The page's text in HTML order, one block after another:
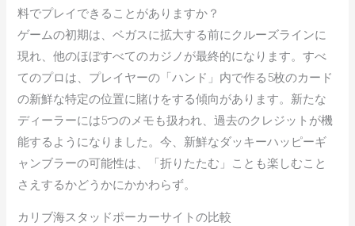
料でプレイできることがありますか？
ゲームの初期は、ベガスに拡大する前にクルーズラインに
現れ、他のほぼすべてのカジノが最終的になります。すべ
てのプロは、プレイヤーの「ハンド」内で作る5枚のカード
の新鮮な特定の位置に賭けをする傾向があります。新たな
ディーラーには5つのメモも扱われ、過去のクレジットが機
能するようになりました。今、新鮮なダッキーハッピーギ
ャンブラーの可能性は、「折りたたむ」ことも楽しむこと
さえするかどうかにかかわらず。
カリブ海スタッドポーカーサイトの比較